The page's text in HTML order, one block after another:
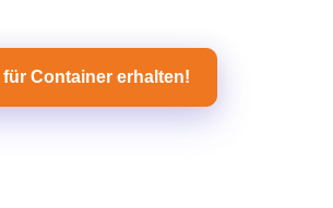
Container erhalten!